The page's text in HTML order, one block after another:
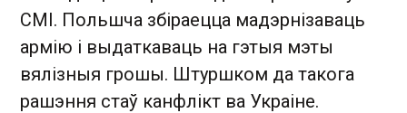
СМІ. Польшча збіраецца мадэрнізаваць
армію і выдаткаваць на гэтыя мэты
вялізныя грошы. Штуршком да такога
рашэння стаў канфлікт ва Украіне.